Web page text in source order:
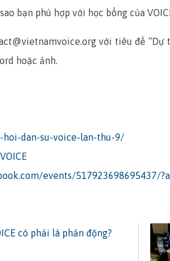
bạn phù hợp với học bổng của
với tiêu đề “Dự
hoặc ảnh.
dan-su-voice-lan-thu-9/
events/517923698695437/
có phải là phản động?